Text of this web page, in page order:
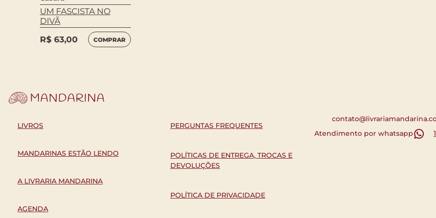
UM FASCISTA NO
DIVÃ
R$ 63,00 COMPRAR
LIVROS
MANDARINAS ESTÃO LENDO
A LIVRARIA MANDARINA
AGENDA
PERGUNTAS FREQUENTES
POLÍTICAS DE ENTREGA, TROCAS E
DEVOLUÇÕES
POLÍTICA DE PRIVACIDADE
Atendimento por whatsapp